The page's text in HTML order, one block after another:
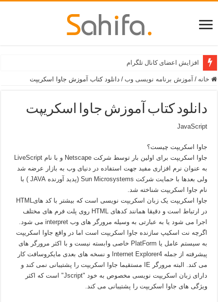
افزایش اعضای کانال تلگرام
خانه / آموزش برنامه نویسی وب / دانلود كتاب آموزش جاوا اسكريپت
دانلود كتاب آموزش جاوا اسكريپت
JavaScript
جاوا اسکریپت چیست؟
جاوا اسکریپت برای اولین بار توسط شرکت Netscape و با نام LiveScript
به عنوان نرم افزاری مفید جهت استفاده در دنیای وب به بازار عرضه شد
ولی بعدها با حمایت شرکت Sun Microsystems (پدید آورنده JAVA ) با
نام جاوا اسکریپت شناخته شد.
جاوا اسکریپت یک زبان اسکریپت نویسی است که بیشتر با کد هایHTML
در ارتباط است و دقیقا همانند کدهای HTML روی پلت فرم های مختلف
اجرا می شود یا به عبارتی به وسیله مرورگر های وب interpret می شود.
اگرچه نت اسکیپ سازنده جاوا اسکریپت است اما در واقع جاوا اسکریپت
به سیستم عامل یا PlatForm خاصی وابسته نیست و با اکثر مرورگر های
پیشرفته از جمله Internet Explorer4 و نسخه های بعدی مایکروسافت کار
می کند. البته مرورگر IE مستقیما جاوا اسکریپت را پشتیبانی نمی کند و
دارای زبان اسکریپت نویسی مخصوص به خود "Jscript" است که اکثر
وﻳﮋگی های جاوا اسکریپت را پشتیبانی می کند.